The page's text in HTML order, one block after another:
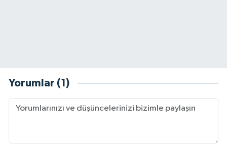
Yorumlar (1)